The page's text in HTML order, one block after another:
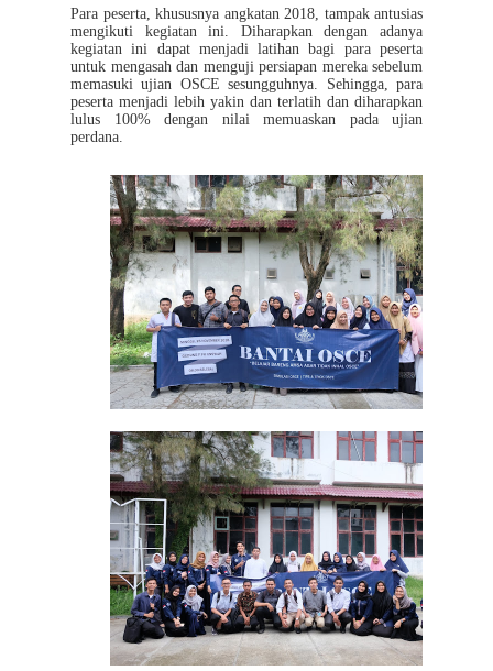
Para peserta, khususnya angkatan 2018, tampak antusias
mengikuti kegiatan ini. Diharapkan dengan adanya
kegiatan ini dapat menjadi latihan bagi para peserta
untuk mengasah dan menguji persiapan mereka sebelum
memasuki ujian OSCE sesungguhnya. Sehingga, para
peserta menjadi lebih yakin dan terlatih dan diharapkan
lulus 100% dengan nilai memuaskan pada ujian
perdana.